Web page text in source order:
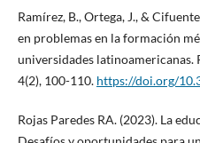
Ramírez, B., Ortega, J., &
en problemas en la formación
universidades latinoamericanas.
4(2), 100-110. https://doi.org/
Rojas Paredes RA. (2023). La